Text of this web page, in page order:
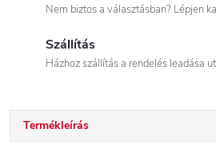
Nem biztos a választásban? Lépjen
Szállítás
Házhoz szállítás a rendelés leadása
Termékleírás